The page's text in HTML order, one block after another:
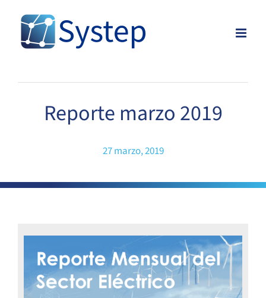
content
Reporte marzo 2019
27 marzo, 2019